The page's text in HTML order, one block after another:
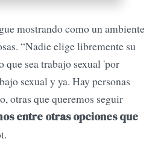
mostrando como un ambiente
“Nadie elige libremente su
que sea trabajo sexual 'por
sexual y ya. Hay personas
otras que queremos seguir
entre otras opciones que